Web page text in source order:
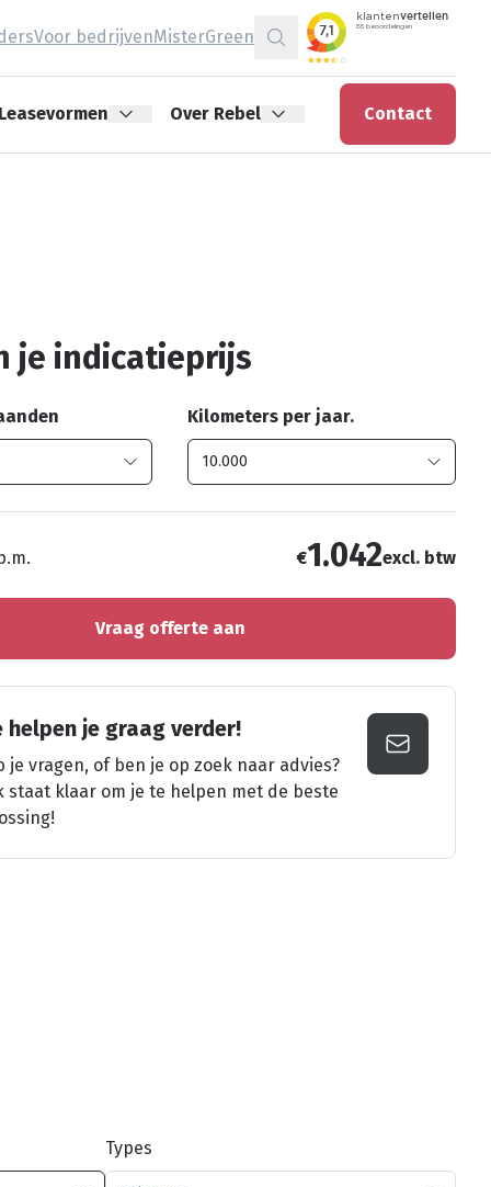
Voor bedrijvenMisterGreen
Zoeken
Over Rebel Contact
je indicatieprijs
Kilometers per jaar.
€1.042excl. btw
Vraag offerte aan
helpen je graag verder!
je vragen, of ben je op zoek naar advies?
staat klaar om je te helpen met de beste
Types